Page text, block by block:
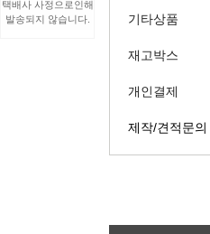
택배사 사정으로인해
발송되지 않습니다.
기타상품
재고박스
개인결제
제작/견적문의